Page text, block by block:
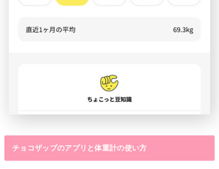
チョコザップのアプリと体重計の使い方